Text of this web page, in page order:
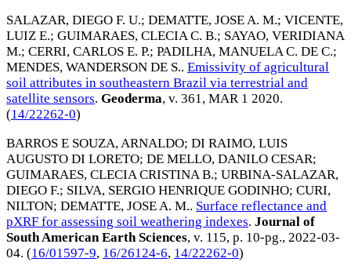
SALAZAR, DIEGO F. U.; DEMATTE, JOSE A. M.; VICENTE,
LUIZ E.; GUIMARAES, CLECIA C. B.; SAYAO, VERIDIANA
M.; CERRI, CARLOS E. P.; PADILHA, MANUELA C. DE C.;
MENDES, WANDERSON DE S.. Emissivity of agricultural
soil attributes in southeastern Brazil via terrestrial and
satellite sensors. Geoderma, v. 361, MAR 1 2020.
(14/22262-0)
BARROS E SOUZA, ARNALDO; DI RAIMO, LUIS
AUGUSTO DI LORETO; DE MELLO, DANILO CESAR;
GUIMARAES, CLECIA CRISTINA B.; URBINA-SALAZAR,
DIEGO F.; SILVA, SERGIO HENRIQUE GODINHO; CURI,
NILTON; DEMATTE, JOSE A. M.. Surface reflectance and
pXRF for assessing soil weathering indexes. Journal of
South American Earth Sciences, v. 115, p. 10-pg., 2022-03-
04. (16/01597-9, 16/26124-6, 14/22262-0)